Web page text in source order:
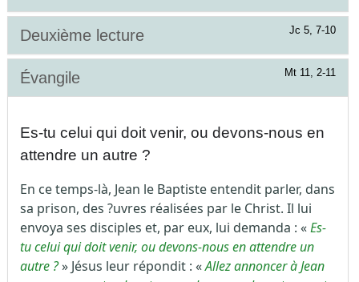
Deuxième lecture Jc 5, 7-10
Évangile Mt 11, 2-11
Es-tu celui qui doit venir, ou devons-nous en
attendre un autre ?
En ce temps-là, Jean le Baptiste entendit parler, dans
sa prison, des ?uvres réalisées par le Christ. Il lui
envoya ses disciples et, par eux, lui demanda : «Es-
tu celui qui doit venir, ou devons-nous en attendre un
autre ?» Jésus leur répondit : «Allez annoncer à Jean